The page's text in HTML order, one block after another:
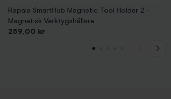
Rapala SmartHub Magnetic Tool Holder 2 -
Magnetisk Verktygshållare
Pris
259,00 kr